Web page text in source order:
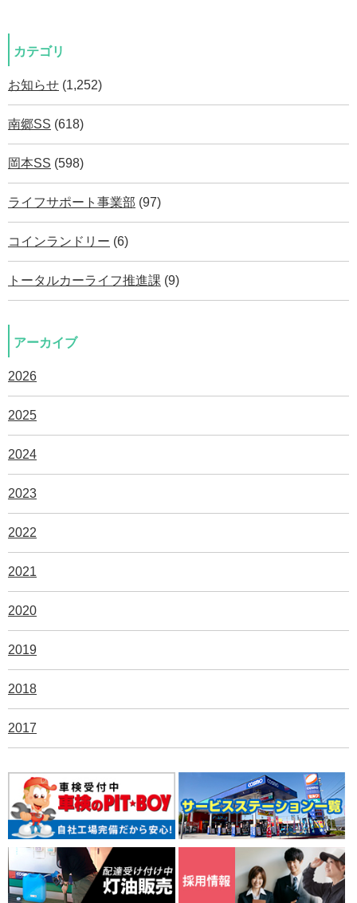
カテゴリ
お知らせ (1,252)
南郷SS (618)
岡本SS (598)
ライフサポート事業部 (97)
コインランドリー (6)
トータルカーライフ推進課 (9)
アーカイブ
2026
2025
2024
2023
2022
2021
2020
2019
2018
2017